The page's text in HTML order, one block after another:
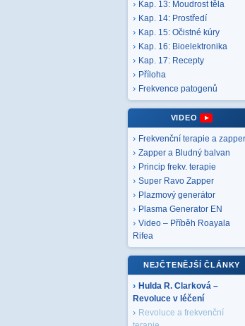
Kap. 13: Moudrost těla
Kap. 14: Prostředí
Kap. 15: Očistné kúry
Kap. 16: Bioelektronika
Kap. 17: Recepty
Příloha
Frekvence patogenů
VIDEO
Frekvenční terapie a zapper
Zapper a Bludný balvan
Princip frekv. terapie
Super Ravo Zapper
Plazmový generátor
Plasma Generator EN
Video – Příběh Roayala
Rifea
NEJČTENĚJŠÍ ČLÁNKY
Hulda R. Clarková –
Revoluce v léčení
Revoluce a frekvenční